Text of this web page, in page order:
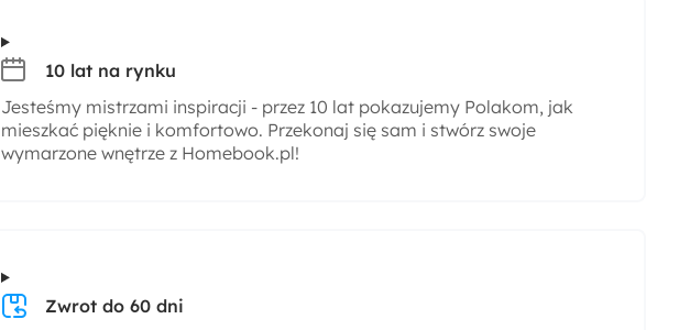
10 lat na rynku
Jesteśmy mistrzami inspiracji - przez 10 lat pokazujemy Polakom, jak
mieszkać pięknie i komfortowo. Przekonaj się sam i stwórz swoje
wymarzone wnętrze z Homebook.pl!
Zwrot do 60 dni